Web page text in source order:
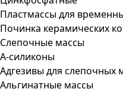
Пластмассы для
Починка керамических
Слепочные массы
А-силиконы
Адгезивы для слепочных
Альгинатные массы